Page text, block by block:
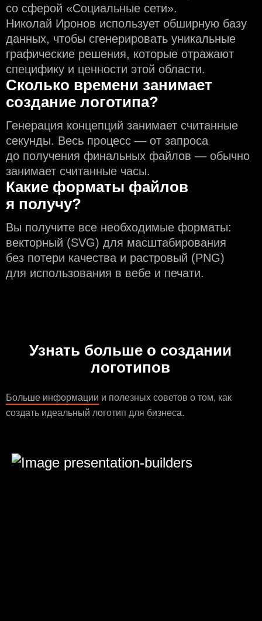
со сферой «Социальные сети».
Николай Иронов использует обширную базу
данных, чтобы сгенерировать уникальные
графические решения, которые отражают
специфику и ценности этой области.
Сколько времени занимает
создание логотипа?
Генерация концепций занимает считанные
секунды. Весь процесс — от запроса
до получения финальных файлов — обычно
занимает считанные часы.
Какие форматы файлов
я получу?
Вы получите все необходимые форматы:
векторный (SVG) для масштабирования
без потери качества и растровый (PNG)
для использования в вебе и печати.
Узнать больше о создании
логотипов
Больше информации и полезных советов о том, как
создать идеальный логотип для бизнеса.